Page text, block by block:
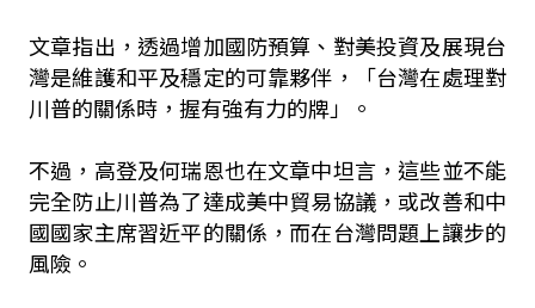
文章指出，透過增加國防預算、對美投資及展現台
灣是維護和平及穩定的可靠夥伴，「台灣在處理對
川普的關係時，握有強有力的牌」。
不過，高登及何瑞恩也在文章中坦言，這些並不能
完全防止川普為了達成美中貿易協議，或改善和中
國國家主席習近平的關係，而在台灣問題上讓步的
風險。